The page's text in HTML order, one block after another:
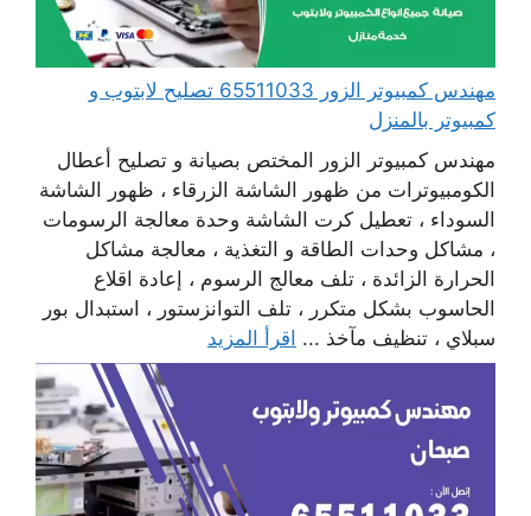
مهندس كمبيوتر الزور 65511033 تصليح لابتوب و
كمبيوتر بالمنزل
مهندس كمبيوتر الزور المختص بصيانة و تصليح أعطال
الكومبيوترات من ظهور الشاشة الزرقاء ، ظهور الشاشة
السوداء ، تعطيل كرت الشاشة وحدة معالجة الرسومات
، مشاكل وحدات الطاقة و التغذية ، معالجة مشاكل
الحرارة الزائدة ، تلف معالج الرسوم ، إعادة اقلاع
الحاسوب بشكل متكرر ، تلف التوانزستور ، استبدال بور
سبلاي ، تنظيف مآخذ ... اقرأ المزيد